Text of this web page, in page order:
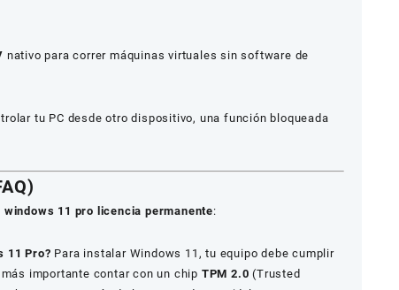
nativo para correr máquinas virtuales sin software de
tu PC desde otro dispositivo, una función bloqueada
windows 11 pro licencia permanente:
11 Pro? Para instalar Windows 11, tu equipo debe cumplir
importante contar con un chip TPM 2.0 (Trusted